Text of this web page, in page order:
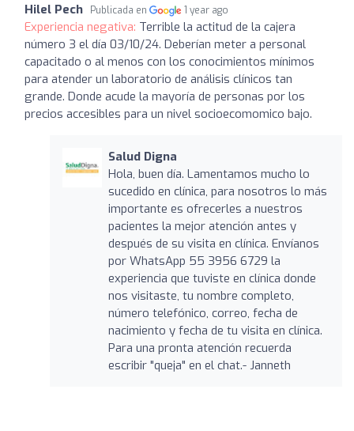
Hilel Pech Publicada en 1 year ago
Experiencia negativa: Terrible la actitud de la cajera
número 3 el día 03/10/24. Deberían meter a personal
capacitado o al menos con los conocimientos mínimos
para atender un laboratorio de análisis clínicos tan
grande. Donde acude la mayoría de personas por los
precios accesibles para un nivel socioecomomico bajo.
Salud Digna
Hola, buen día. Lamentamos mucho lo
sucedido en clínica, para nosotros lo más
importante es ofrecerles a nuestros
pacientes la mejor atención antes y
después de su visita en clínica. Envíanos
por WhatsApp 55 3956 6729 la
experiencia que tuviste en clínica donde
nos visitaste, tu nombre completo,
número telefónico, correo, fecha de
nacimiento y fecha de tu visita en clínica.
Para una pronta atención recuerda
escribir "queja" en el chat.- Janneth